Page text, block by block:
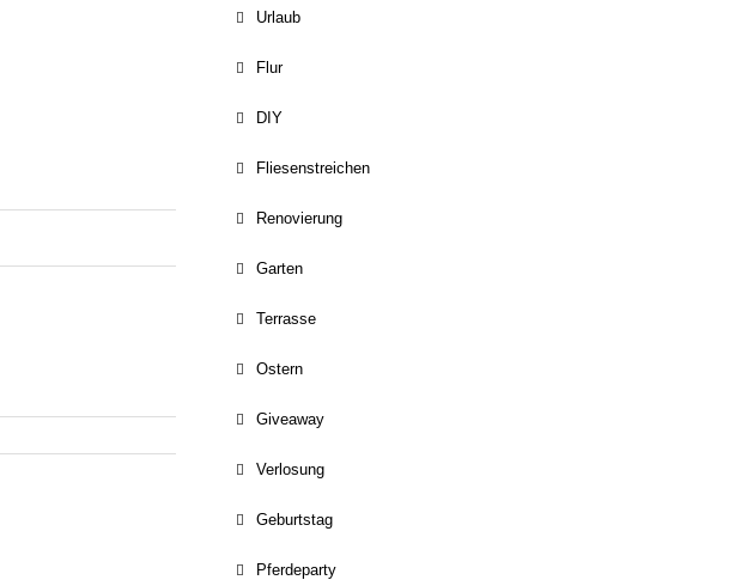
Urlaub
Flur
DIY
Fliesenstreichen
Renovierung
Garten
Terrasse
Ostern
Giveaway
Verlosung
Geburtstag
Pferdeparty